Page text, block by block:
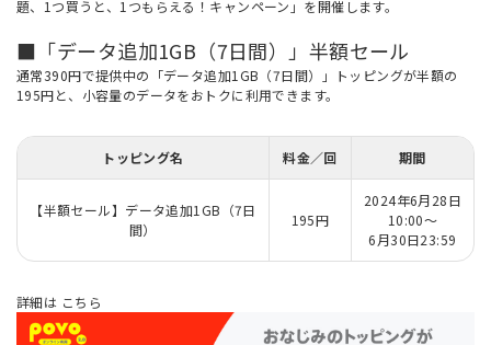
題、1つ買うと、1つもらえる！キャンペーン」を開催します。
■「データ追加1GB（7日間）」半額セール
通常390円で提供中の「データ追加1GB（7日間）」トッピングが半額の
195円と、小容量のデータをおトクに利用できます。
トッピング名 料金／回 期間
【半額セール】データ追加1GB（7日
間）
195円
2024年6月28日
10:00～
6月30日23:59
詳細は こちら